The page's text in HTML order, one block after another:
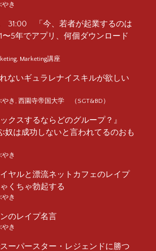
やき
31:00 「今、若者が起業するのは
〜5年でアプリ、何個ダウンロード
, Marketing講座
ないギュラレナイスキルが欲しい
やき , 西園寺帝国大学 （SGT&BD）
ックスするならどのグループ？』
奴は成功しないと言われてるのおも
やき
ヤルと漂流ネットカフェのレイプ
くちゃ勃起する
やき
のレイプ名言
やき
ーパースター・レジェンドに勝つ